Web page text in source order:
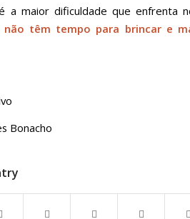
a maior dificuldade que enfrenta
não têm tempo para brincar e
Bonacho